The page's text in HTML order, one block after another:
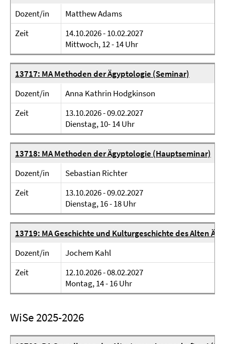
Dozent/in
Matthew Adams
Zeit
14.10.2026 - 10.02.2027
Mittwoch, 12 - 14 Uhr
13717: MA Methoden der Ägyptologie (Seminar)
Dozent/in
Anna Kathrin Hodgkinson
Zeit
13.10.2026 - 09.02.2027
Dienstag, 10- 14 Uhr
13718: MA Methoden der Ägyptologie (Hauptseminar)
Dozent/in
Sebastian Richter
Zeit
13.10.2026 - 09.02.2027
Dienstag, 16 - 18 Uhr
13719: MA Geschichte und Kulturgeschichte des Alten
Dozent/in
Jochem Kahl
Zeit
12.10.2026 - 08.02.2027
Montag, 14 - 16 Uhr
WiSe 2025-2026